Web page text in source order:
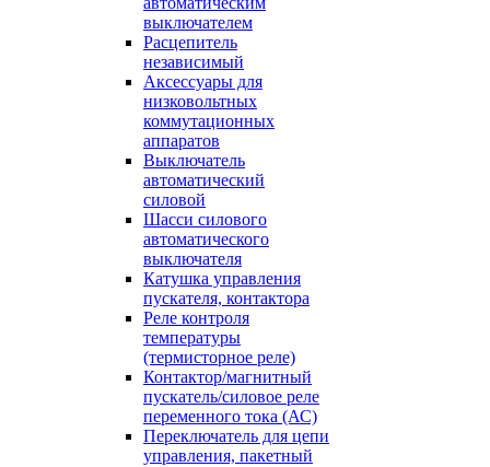
выключателем
Расцепитель
независимый
Аксессуары для
низковольтных
коммутационных
аппаратов
Выключатель
автоматический
силовой
Шасси силового
автоматического
выключателя
Катушка управления
пускателя, контактора
Реле контроля
температуры
(термисторное реле)
Контактор/магнитный
пускатель/силовое реле
переменного тока (АС)
Переключатель для цепи
управления, пакетный